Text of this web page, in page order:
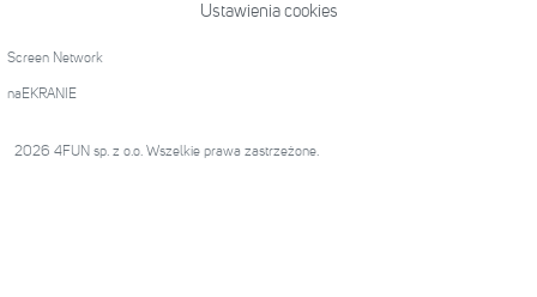
Ustawienia cookies
Screen Network
naEKRANIE
2026 4FUN sp. z o.o. Wszelkie prawa zastrzeżone.